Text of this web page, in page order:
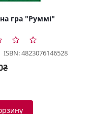
гра "Руммі"
ISBN: 4823076146528